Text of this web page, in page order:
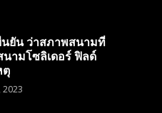
นยัน ว่าสภาพสนามที่
นามโซลิเดอร์ ฟิลด์
ตุ
2023